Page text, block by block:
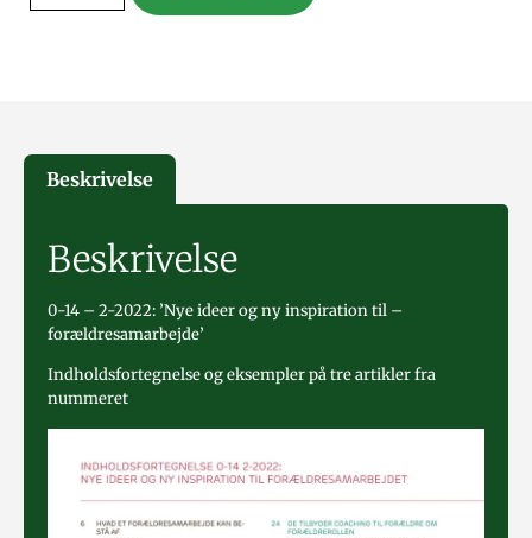
Beskrivelse
Beskrivelse
0-14 – 2-2022: ’Nye ideer og ny inspiration til –
forældresamarbejde’
Indholdsfortegnelse og eksempler på tre artikler fra
nummeret